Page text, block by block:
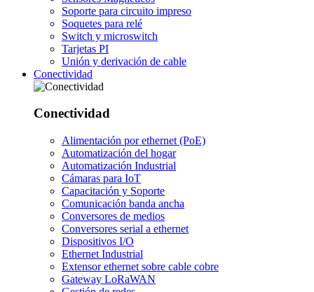
Soporte para circuito impreso
Soquetes para relé
Switch y microswitch
Tarjetas PI
Unión y derivación de cable
Conectividad
Conectividad
Alimentación por ethernet (PoE)
Automatización del hogar
Automatización Industrial
Cámaras para IoT
Capacitación y Soporte
Comunicación banda ancha
Conversores de medios
Conversores serial a ethernet
Dispositivos I/O
Ethernet Industrial
Extensor ethernet sobre cable cobre
Gateway LoRaWAN